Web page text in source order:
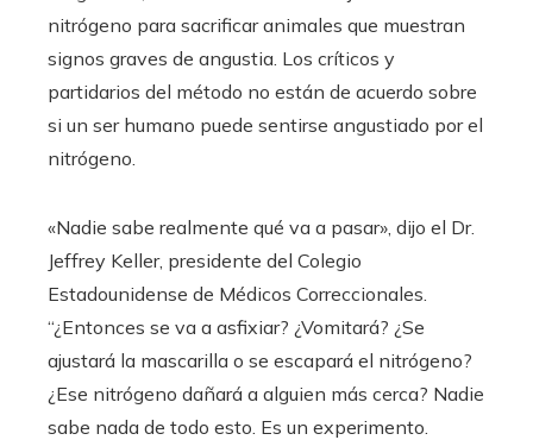
nitrógeno para sacrificar animales que muestran
signos graves de angustia. Los críticos y
partidarios del método no están de acuerdo sobre
si un ser humano puede sentirse angustiado por el
nitrógeno.
«Nadie sabe realmente qué va a pasar», dijo el Dr.
Jeffrey Keller, presidente del Colegio
Estadounidense de Médicos Correccionales.
“¿Entonces se va a asfixiar? ¿Vomitará? ¿Se
ajustará la mascarilla o se escapará el nitrógeno?
¿Ese nitrógeno dañará a alguien más cerca? Nadie
sabe nada de todo esto. Es un experimento.